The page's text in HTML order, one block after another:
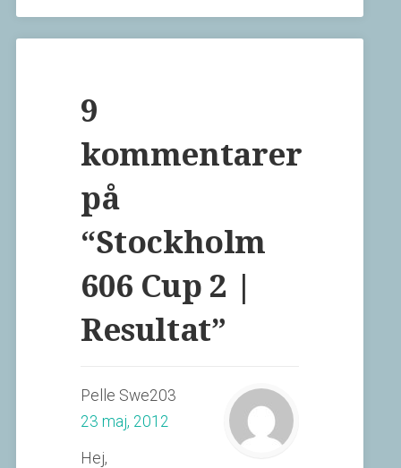
9
kommentarer
på
“Stockholm
606 Cup 2 |
Resultat”
Pelle Swe203
23 maj, 2012
Hej,